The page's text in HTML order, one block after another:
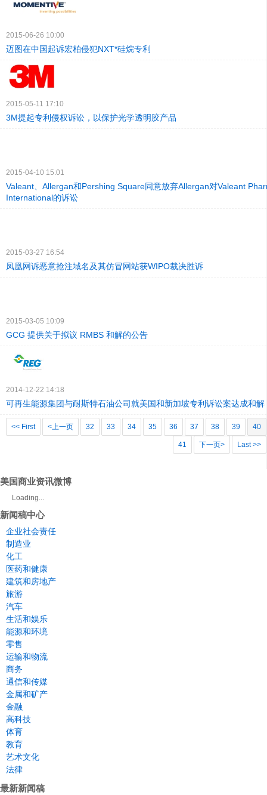
2015-06-26 10:00
迈图在中国起诉宏柏侵犯NXT*硅烷专利
2015-05-11 17:10
3M提起专利侵权诉讼，以保护光学透明胶产品
2015-04-10 15:01
Valeant、Allergan和Pershing Square同意放弃Allergan对Valeant
International的诉讼
2015-03-27 16:54
凤凰网诉恶意抢注域名及其仿冒网站获WIPO裁决胜诉
2015-03-05 10:09
GCG 提供关于拟议 RMBS 和解的公告
2014-12-22 14:18
可再生能源集团与耐斯特石油公司就美国和新加坡专利诉讼案达成和解
<< First <上一页 32 33 34 35 36 37 38 39 40
41 下一页> Last >>
美国商业资讯微博
Loading...
新闻稿中心
企业社会责任
制造业
化工
医药和健康
建筑和房地产
旅游
汽车
生活和娱乐
能源和环境
零售
运输和物流
商务
通信和传媒
金属和矿产
金融
高科技
体育
教育
艺术文化
法律
最新新闻稿